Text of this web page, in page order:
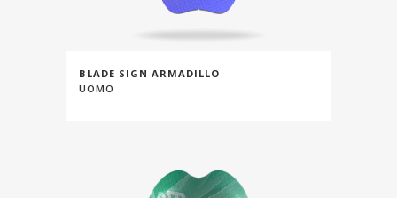
BLADE SIGN ARMADILLO
UOMO